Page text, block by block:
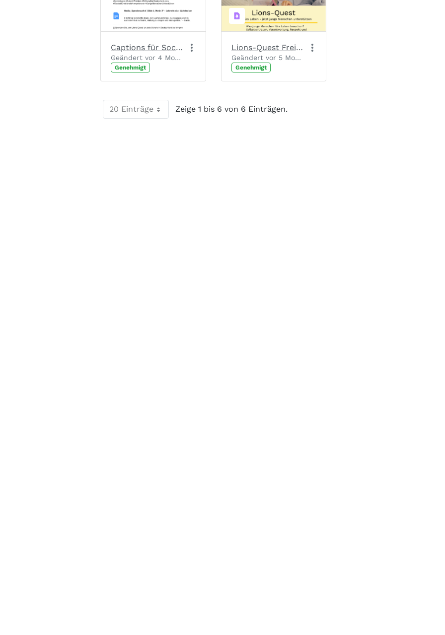
Captions für Social Media Posts (nach Motiv)
Geändert vor 4 Monaten von Chantal Josten.
Genehmigt
Lions-Quest Freianzeige_Druck
Geändert vor 5 Monaten von Chantal Josten.
Genehmigt
20 Einträge Zeige 1 bis 6 von 6 Einträgen.